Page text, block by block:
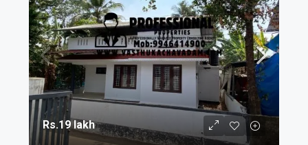
Rs.19 lakh